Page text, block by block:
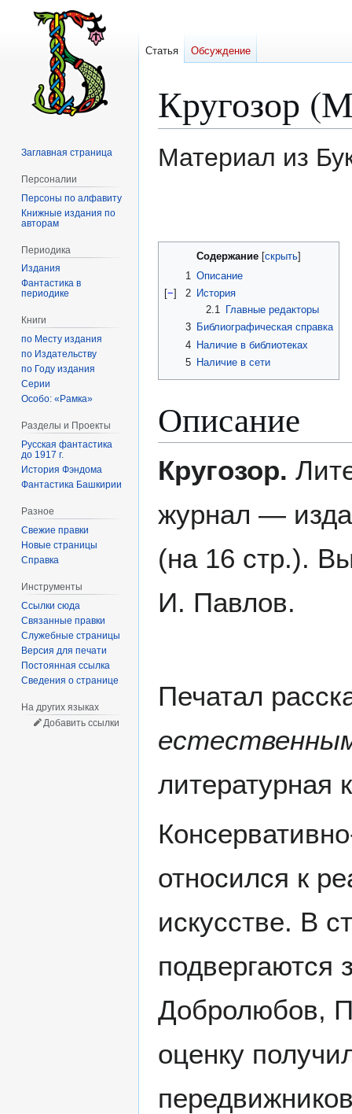
Кругозор
Материал из
Содержание
1 Описание
[−] 2
История
2.1
Главные редакторы
3
Библиографическая справка
4 Наличие в библиотеках
5
Наличие в сети
Описание
Кругозор.
журнал —
(на 16 стр.).
И. Павлов.
Печатал
литературная
относился к
искусстве. В
Добролюбов,
оценку
Статья Обсуждение
Заглавная страница
Персоналии
Персоны по алфавиту
Книжные издания по
авторам
Периодика
Издания
Фантастика в
периодике
Книги
по Месту издания
по Издательству
по Году издания
Серии
Особо: «Рамка»
Разделы и Проекты
Русская фантастика
до 1917 г.
История Фэндома
Фантастика Башкирии
Разное
Свежие правки
Новые страницы
Справка
Инструменты
Ссылки сюда
Связанные правки
Служебные страницы
Версия для печати
Постоянная ссылка
Сведения о странице
На других языках
Добавить ссылки